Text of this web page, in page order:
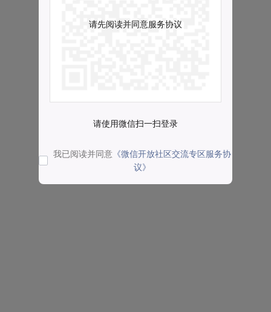
请先阅读并同意服务协议
请使用微信扫一扫登录
我已阅读并同意 《微信开放社区交流专区服务协
议》